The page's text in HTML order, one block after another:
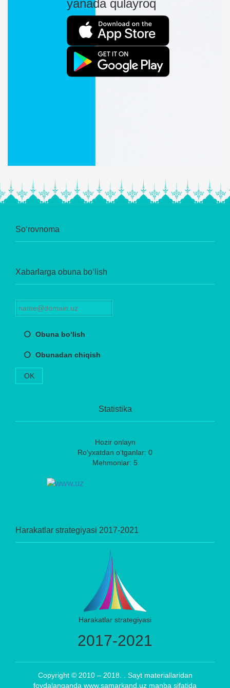
yanada qulayroq
So‘rovnoma
Xabarlarga obuna bo‘lish
Obuna bo‘lish
Obunadan chiqish
OK
Statistika
Hozir onlayn
Ro‘yxatdan o‘tganlar: 0
Mehmonlar: 5
Harakatlar strategiyasi 2017-2021
Harakatlar strategiyasi
2017-2021
Copyright © 2010 – 2018. . Sayt materiallaridan
foydalanganda www.samarkand.uz manba sifatida